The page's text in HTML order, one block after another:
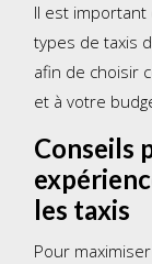
Il est
types de taxis
afin de choisir
et à votre
Conseils
les taxis
Pour